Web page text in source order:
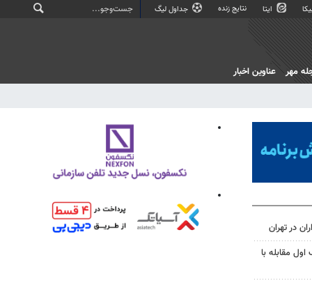
ایتا نتایج زنده جداول لیگ
مهر عناوین اخبار
مقابله با